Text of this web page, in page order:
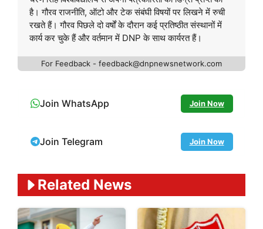
है। गौरव राजनीति, ऑटो और टेक संबंघी विषयों पर लिखने में रुची
रखते हैं। गौरव पिछले दो वर्षों के दौरान कई प्रतिष्ठीत संस्थानों में
कार्य कर चुके हैं और वर्तमान में DNP के साथ कार्यरत हैं।
For Feedback - feedback@dnpnewsnetwork.com
Join WhatsApp Join Now
Join Telegram Join Now
Related News